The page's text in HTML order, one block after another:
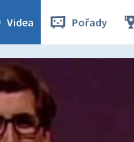
Videa Pořady